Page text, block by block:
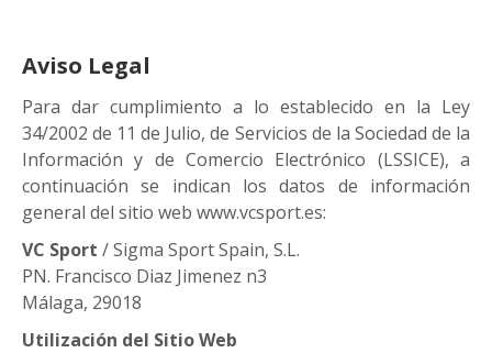
Aviso Legal
Para dar cumplimiento a lo establecido en la Ley
34/2002 de 11 de Julio, de Servicios de la Sociedad de la
Información y de Comercio Electrónico (LSSICE), a
continuación se indican los datos de información
general del sitio web www.vcsport.es:
VC Sport / Sigma Sport Spain, S.L.
PN. Francisco Diaz Jimenez n3
Málaga, 29018
Utilización del Sitio Web